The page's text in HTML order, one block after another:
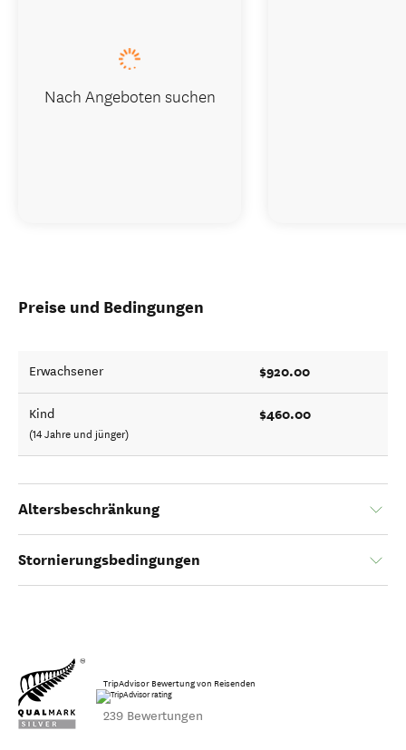
Preise und Bedingungen
Erwachsener $920.00
Kind
(14 Jahre und jünger)
$460.00
Altersbeschränkung
Stornierungsbedingungen
TripAdvisor Bewertung von Reisenden
239 Bewertungen
Nach Angeboten suchen